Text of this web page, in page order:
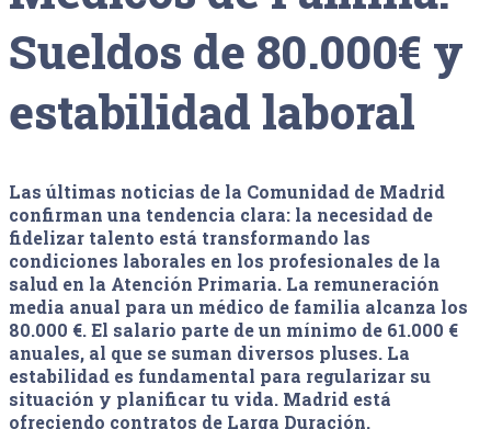
Sueldos de 80.000€ y
estabilidad laboral
Las últimas noticias de la Comunidad de Madrid
confirman una tendencia clara: la necesidad de
fidelizar talento está transformando las
condiciones laborales en los profesionales de la
salud en la Atención Primaria. La remuneración
media anual para un médico de familia alcanza los
80.000 €. El salario parte de un mínimo de 61.000 €
anuales, al que se suman diversos pluses. La
estabilidad es fundamental para regularizar su
situación y planificar tu vida. Madrid está
ofreciendo contratos de Larga Duración.